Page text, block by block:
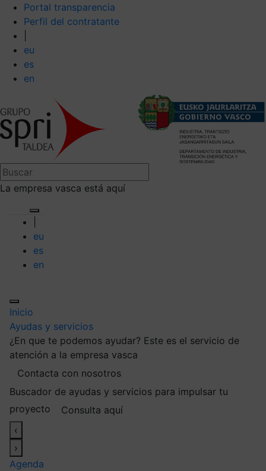
Portal transparencia
Perfil del contratante
eu
es
en
La empresa vasca está aquí
eu
es
en
Inicio
Ayudas y servicios
¿En que te podemos ayudar? Este es el servicio de
atención a la empresa vasca
Contacta con nosotros
Buscador de ayudas y servicios para impulsar tu
proyecto
Consulta aquí
‹
›
Agenda